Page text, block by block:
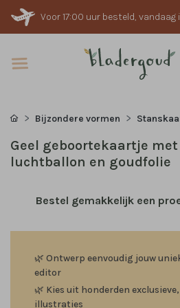
Voor 17:00 uur besteld,
Bijzondere vormen
Geel geboortekaartje
luchtballon en goudfolie
Bestel gemakkelijk een
🌿 Ontwerp eenvoudig jouw
editor
🌿 Kies uit honderden
illustraties